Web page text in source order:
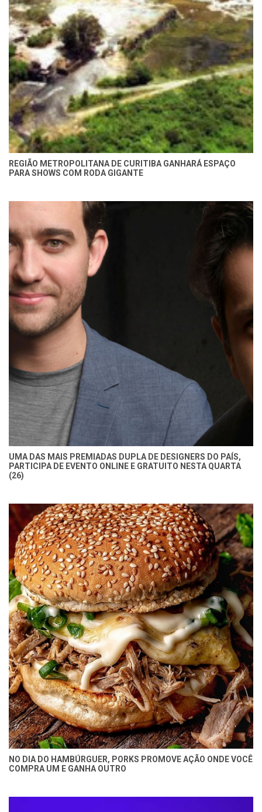
REGIÃO METROPOLITANA DE CURITIBA GANHARÁ ESPAÇO
PARA SHOWS COM RODA GIGANTE
UMA DAS MAIS PREMIADAS DUPLA DE DESIGNERS DO PAÍS,
PARTICIPA DE EVENTO ONLINE E GRATUITO NESTA QUARTA
(26)
NO DIA DO HAMBÚRGUER, PORKS PROMOVE AÇÃO ONDE VOCÊ
COMPRA UM E GANHA OUTRO